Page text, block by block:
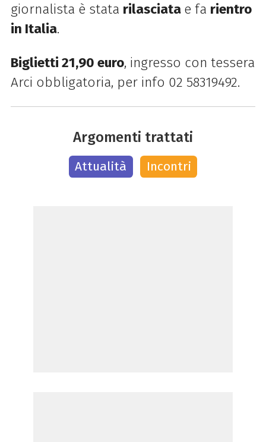
giornalista è stata rilasciata e fa rientro
in Italia.
Biglietti 21,90 euro, ingresso con tessera
Arci obbligatoria, per info 02 58319492.
Argomenti trattati
Attualità Incontri